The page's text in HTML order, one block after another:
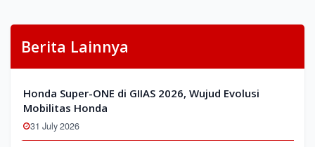
Berita Lainnya
Honda Super-ONE di GIIAS 2026, Wujud Evolusi
Mobilitas Honda
31 July 2026